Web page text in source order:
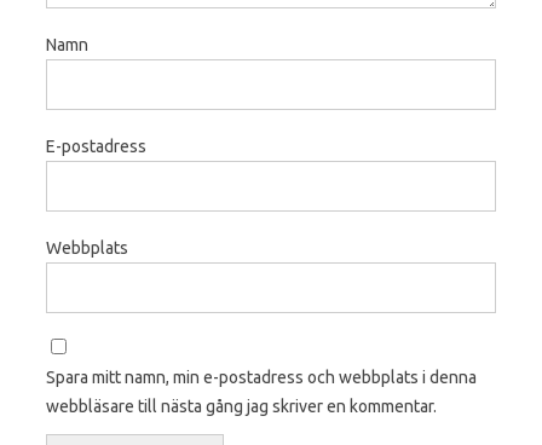
Namn
E-postadress
Webbplats
Spara mitt namn, min e-postadress och webbplats i denna
webbläsare till nästa gång jag skriver en kommentar.